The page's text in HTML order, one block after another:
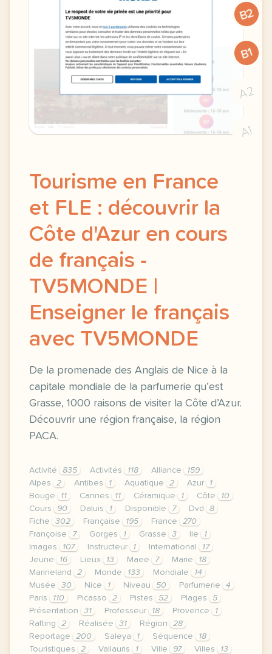
B2
B1
A2
A1
Tourisme en France
et FLE : découvrir la
Côte d'Azur en cours
de français -
TV5MONDE |
Enseigner le français
avec TV5MONDE
De la promenade des Anglais de Nice à la
capitale mondiale de la parfumerie qu’est
Grasse, 1000 raisons de visiter la Côte d’Azur.
Découvrir une région française, la région
PACA.
Activité 835 Activités 118 Alliance
159
Alpes
2 Antibes 1 Aquatique 2 Azur
1
Bouge
11 Cannes 11 Céramique 1 Côte
10
Cours
90 Daluis 1 Disponible 7 Dvd
8
Fiche
302 Française 195 France
270
Françoise
7 Gorges 1 Grasse 3 Ile
1
Images
107 Instructeur 1 International
17
Jeune
16 Lieux 13 Maee 7 Marie
18
Marineland
2 Monde 133 Mondiale
14
Musée
30 Nice 1 Niveau 50 Parfumerie
4
Paris
110 Picasso 2 Pistes 52 Plages
5
Présentation
31 Professeur 18 Provence
1
Rafting
2 Réalisée 31 Région
28
Reportage
200 Saleya 1 Séquence
18
Touristiques
2 Vallauris 1 Ville 97 Villes
13